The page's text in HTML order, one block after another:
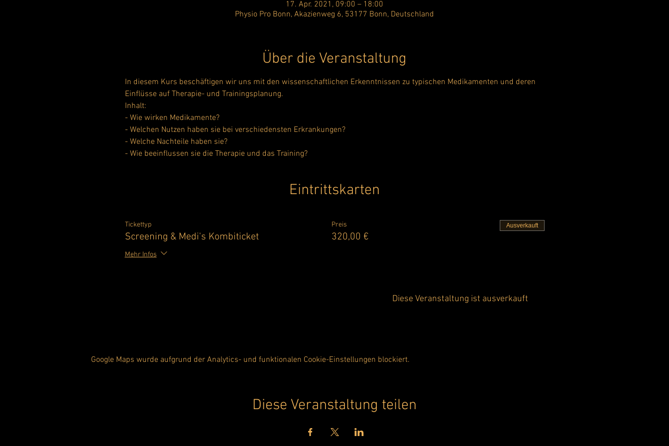
17. Apr. 2021, 09:00 – 18:00
Physio Pro Bonn, Akazienweg 6, 53177 Bonn, Deutschland
Über die Veranstaltung
In diesem Kurs beschäftigen wir uns mit den wissenschaftlichen Erkenntnissen zu typischen Medikamenten und deren
Einflüsse auf Therapie- und Trainingsplanung.
Inhalt:
- Wie wirken Medikamente?
- Welchen Nutzen haben sie bei verschiedensten Erkrankungen?
- Welche Nachteile haben sie?
- Wie beeinflussen sie die Therapie und das Training?
Eintrittskarten
Tickettyp
Screening & Medi's Kombiticket
Mehr Infos
Preis
320,00 €
Ausverkauft
Diese Veranstaltung ist ausverkauft
Google Maps wurde aufgrund der Analytics- und funktionalen Cookie-Einstellungen blockiert.
Diese Veranstaltung teilen